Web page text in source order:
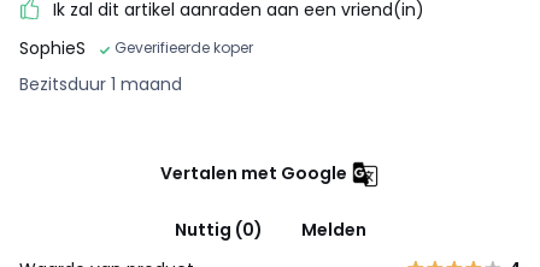
Ik zal dit artikel aanraden aan een vriend(in)
SophieS
Geverifieerde koper
Bezitsduur 1 maand
Vertalen met Google
Nuttig (0)
Melden